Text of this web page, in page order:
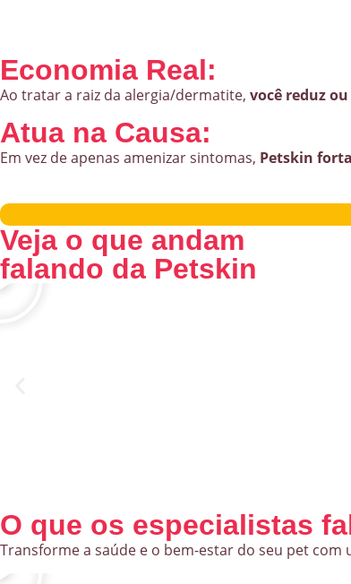
Economia Real:
Ao tratar a raiz da alergia/dermatite, você reduz
Atua na Causa:
Em vez de apenas amenizar sintomas, Petskin
Veja o que andam
falando da Petskin
O que os especialistas
Transforme a saúde e o bem-estar do seu pet com